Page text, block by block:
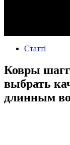
Статті
Ковры
выбрать
длинным